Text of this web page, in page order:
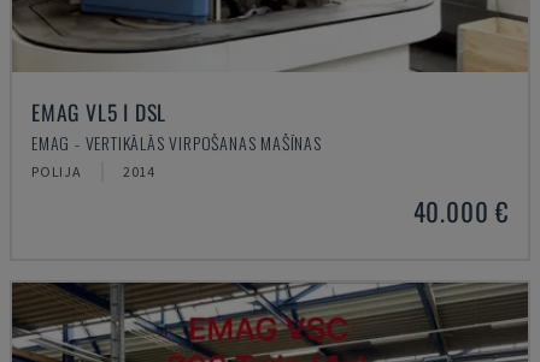
EMAG VL5 I DSL
EMAG - VERTIKĀLĀS VIRPOŠANAS MAŠĪNAS
POLIJA 2014
40.000 €